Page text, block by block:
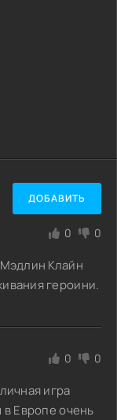
ДОБАВИТЬ
0 0
Клайн
героини.
0 0
игра
Европе очень